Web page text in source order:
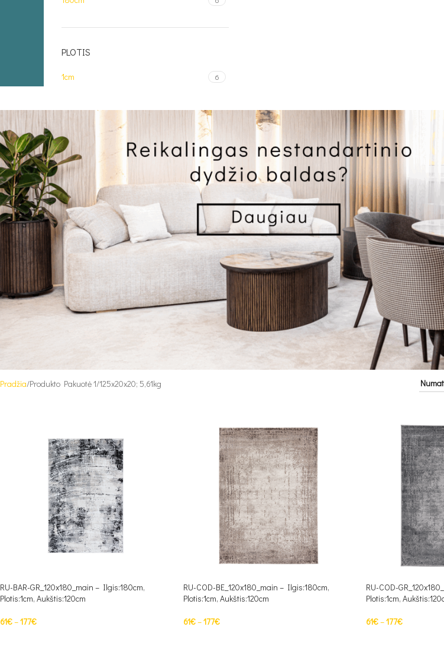
PLOTIS
1cm 6
Pradžia Produkto Pakuotė 1 125x20x20; 5,61kg
RU-BAR-GR_120x180_main – Ilgis:180cm,
Plotis:1cm, Aukštis:120cm
61€–177€
RU-COD-BE_120x180_main – Ilgis:180cm,
Plotis:1cm, Aukštis:120cm
61€–177€
RU-COD-
Plotis:1cm,
61€–177€